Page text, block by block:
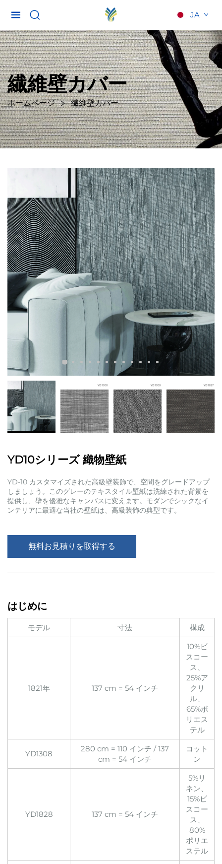
JA
繊維壁カバー
ホームページ 繊維壁カバー
YD10シリーズ 織物壁紙
YD-10 カスタマイズされた高級壁装飾で、空間をグレードアップ
しましょう。このグレーのテキスタイル壁紙は洗練された背景を
提供し、壁を優雅なキャンバスに変えます。モダンでシックなイ
ンテリアに最適な当社の壁紙は、高級装飾の典型です。
無料お見積りを取得する
はじめに
モデル 寸法 構成
1821年 137 cm = 54 インチ
10%ビ
スコー
ス、
25%ア
クリ
ル、
65%ポ
リエス
テル
YD1308
280 cm = 110 インチ / 137
cm = 54 インチ
コット
ン
YD1828 137 cm = 54 インチ
5%リ
ネン、
15%ビ
スコー
ス、
80%
ポリエ
ステル